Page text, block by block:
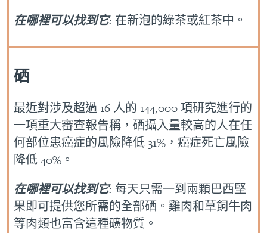
在哪裡可以找到它: 在新泡的綠茶或紅茶中。
硒
最近對涉及超過 16 人的 144,000 項研究進行的
一項重大審查報告稱，硒攝入量較高的人在任
何部位患癌症的風險降低 31%，癌症死亡風險
降低 40%。
在哪裡可以找到它: 每天只需一到兩顆巴西堅
果即可提供您所需的全部硒。雞肉和草飼牛肉
等肉類也富含這種礦物質。